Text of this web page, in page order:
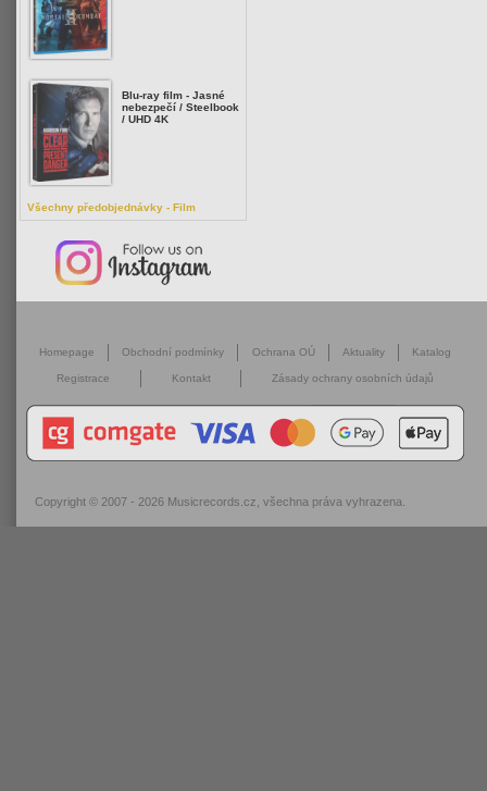
Blu-ray film - Jasné
nebezpečí / Steelbook
/ UHD 4K
Všechny předobjednávky - Film
Homepage Obchodní podmínky Ochrana OÚ Aktuality Katalog
Registrace Kontakt Zásady ochrany osobních údajů
Copyright © 2007 - 2026 Musicrecords.cz , všechna práva vyhrazena.